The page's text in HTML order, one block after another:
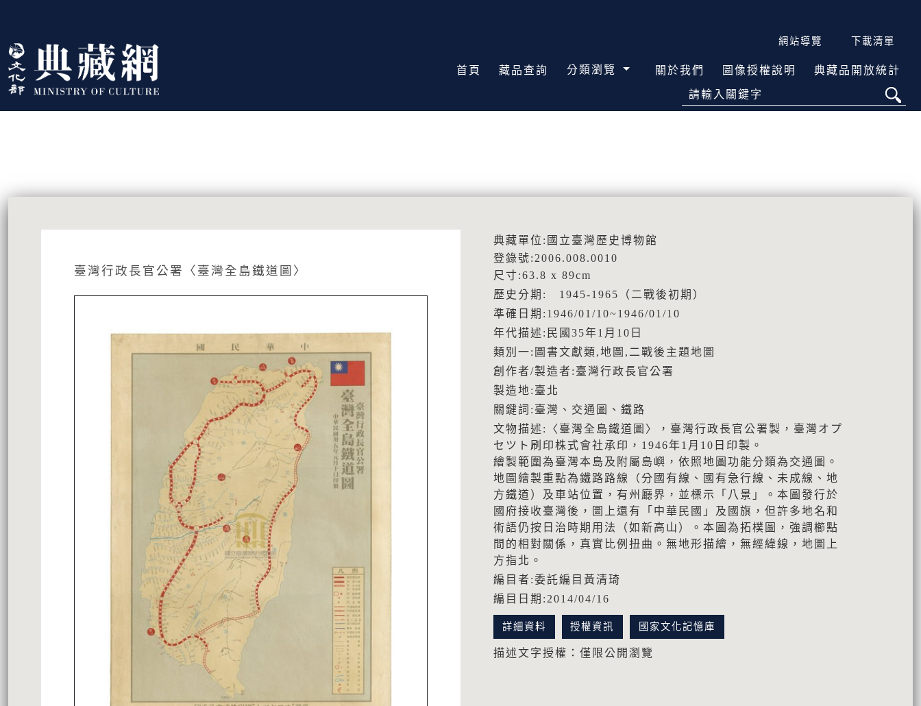
:::
網站導覽 下載清單
首頁 藏品查詢 分類瀏覽 關於我們 圖像授權說明 典藏品開放統計
請輸入關鍵字
臺灣行政長官公署〈臺灣全島鐵道圖〉
典藏單位:國立臺灣歷史博物館
登錄號:2006.008.0010
尺寸:63.8 x 89cm
歷史分期: 1945-1965（二戰後初期）
準確日期:1946/01/10~1946/01/10
年代描述:民國35年1月10日
類別一:圖書文獻類,地圖,二戰後主題地圖
創作者/製造者:臺灣行政長官公署
製造地:臺北
關鍵詞:臺灣、交通圖、鐵路
文物描述:〈臺灣全島鐵道圖〉，臺灣行政長官公署製，臺灣オプ
セツト刷印株式會社承印，1946年1月10日印製。
繪製範圍為臺灣本島及附屬島嶼，依照地圖功能分類為交通圖。
地圖繪製重點為鐵路路線（分國有線、國有急行線、未成線、地
方鐵道）及車站位置，有州廳界，並標示「八景」。本圖發行於
國府接收臺灣後，圖上還有「中華民國」及國旗，但許多地名和
術語仍按日治時期用法（如新高山）。本圖為拓樸圖，強調櫛點
間的相對關係，真實比例扭曲。無地形描繪，無經緯線，地圖上
方指北。
編目者:委託編目黃清琦
編目日期:2014/04/16
詳細資料 授權資訊 國家文化記憶庫
描述文字授權：僅限公開瀏覽